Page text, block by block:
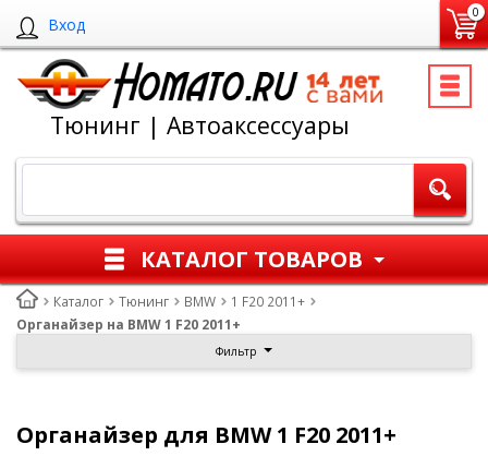
Вход
0
Тюнинг | Автоаксессуары
КАТАЛОГ ТОВАРОВ
Каталог Тюнинг BMW
1 F20 2011+
Органайзер на BMW 1 F20 2011+
Фильтр
Органайзер для BMW 1 F20 2011+